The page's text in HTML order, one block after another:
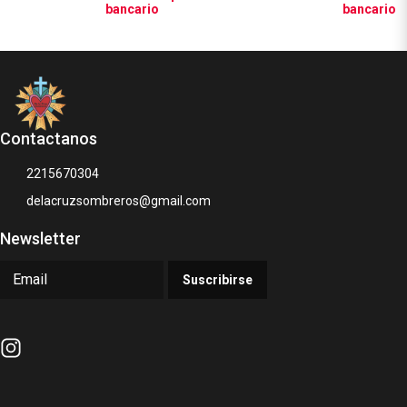
bancario
bancario
Contactanos
2215670304
delacruzsombreros@gmail.com
Newsletter
Suscribirse